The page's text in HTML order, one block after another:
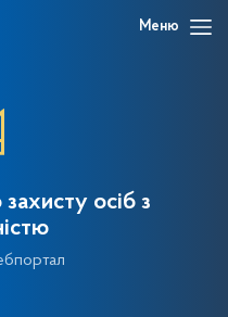
Меню
осіб з